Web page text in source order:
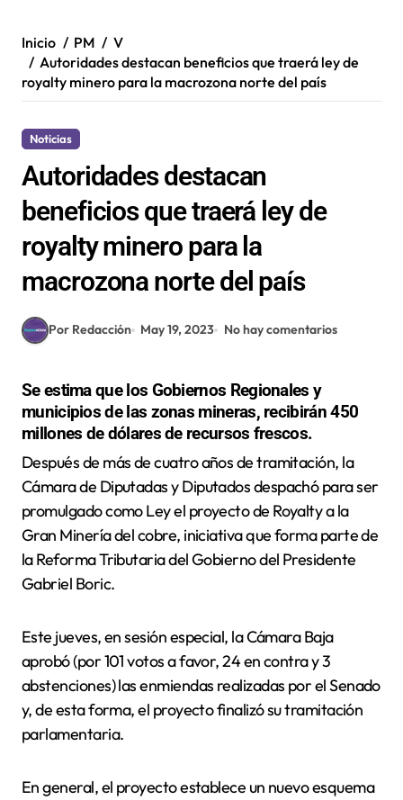
Inicio PM
V
Autoridades destacan beneficios que traerá ley de
royalty minero para la macrozona norte del país
Noticias
Autoridades destacan
beneficios que traerá ley de
royalty minero para la
macrozona norte del país
Por Redacción May 19, 2023 No hay comentarios
Se estima que los Gobiernos Regionales y
municipios de las zonas mineras, recibirán 450
millones de dólares de recursos frescos.
Después de más de cuatro años de tramitación, la
Cámara de Diputadas y Diputados despachó para ser
promulgado como Ley el proyecto de Royalty a la
Gran Minería del cobre, iniciativa que forma parte de
la Reforma Tributaria del Gobierno del Presidente
Gabriel Boric.
Este jueves, en sesión especial, la Cámara Baja
aprobó (por 101 votos a favor, 24 en contra y 3
abstenciones) las enmiendas realizadas por el Senado
y, de esta forma, el proyecto finalizó su tramitación
parlamentaria.
En general, el proyecto establece un nuevo esquema